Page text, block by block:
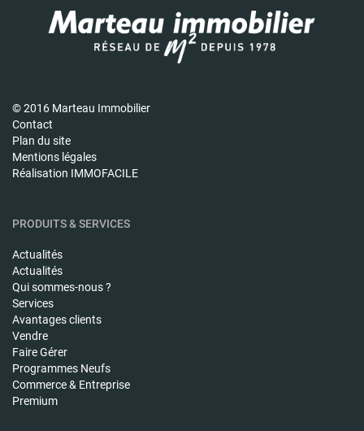
© 2016 Marteau Immobilier
Contact
Plan du site
Mentions légales
Réalisation IMMOFACILE
PRODUITS & SERVICES
Actualités
Actualités
Qui sommes-nous ?
Services
Avantages clients
Vendre
Faire Gérer
Programmes Neufs
Commerce & Entreprise
Premium